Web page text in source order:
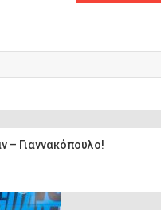
– Γιαννακόπουλο!